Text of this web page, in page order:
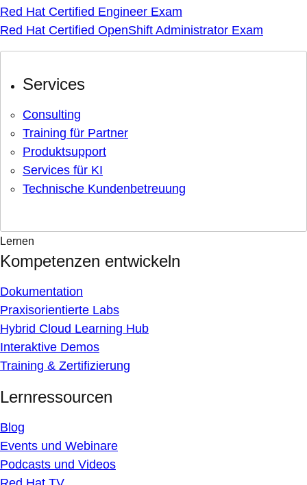
Red Hat Certified Engineer Exam
Red Hat Certified OpenShift Administrator Exam
Services
Consulting
Training für Partner
Produktsupport
Services für KI
Technische Kundenbetreuung
Lernen
Kompetenzen entwickeln
Dokumentation
Praxisorientierte Labs
Hybrid Cloud Learning Hub
Interaktive Demos
Training & Zertifizierung
Lernressourcen
Blog
Events und Webinare
Podcasts und Videos